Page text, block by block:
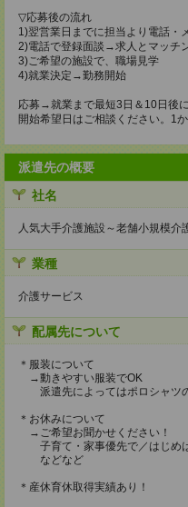
▽応募後の流れ
1)翌営業日までに担当より電話・
2)電話で登録面談→求人とマッチ
3)ご希望の施設で、職場見学
4)就業決定→勤務開始
応募→就業まで最短3日＆10日後
開始希望日はご相談ください。1
派遣先の概要
社名
人気大手介護施設～老舗小規模介
業種
介護サービス
配属先について
＊服装について
→動きやすい服装でOK
派遣先によってはポロシャツ
＊お休みについて
→ご希望お聞かせください！
子育て・家事優先で／はじめ
などなど
＊産休育休取得実績あり！